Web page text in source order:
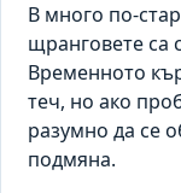
В много по-
щранговете са
Временното
теч, но ако
разумно да се
подмяна.